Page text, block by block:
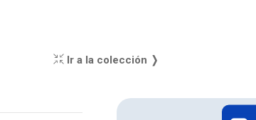
Ir a la colección ❭